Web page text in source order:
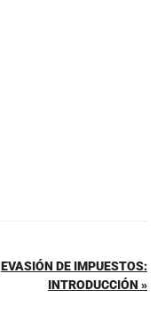
EVASIÓN DE IMPUESTOS:
INTRODUCCIÓN »